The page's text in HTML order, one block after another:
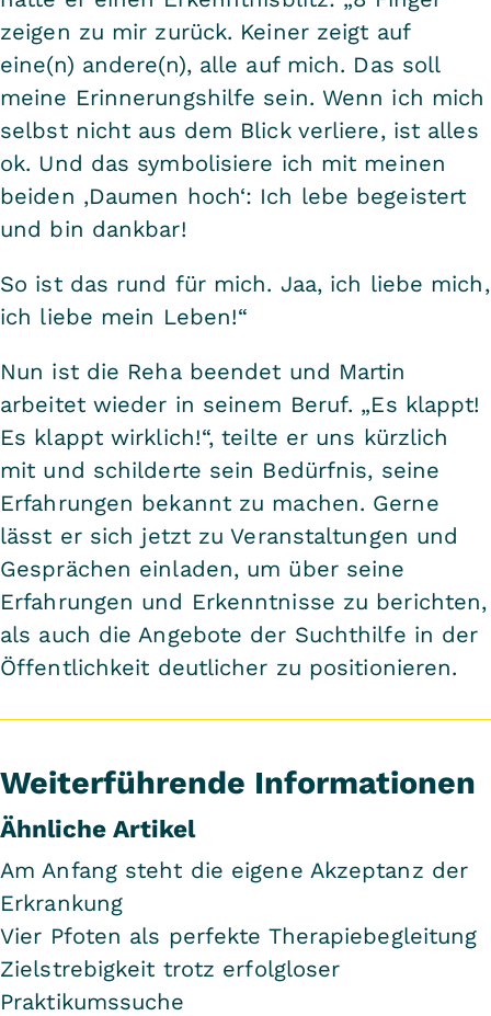
zeigen zu mir zurück. Keiner zeigt auf
eine(n) andere(n), alle auf mich. Das soll
meine Erinnerungshilfe sein. Wenn ich mich
selbst nicht aus dem Blick verliere, ist alles
ok. Und das symbolisiere ich mit meinen
beiden ‚Daumen hoch‘: Ich lebe begeistert
und bin dankbar!
So ist das rund für mich. Jaa, ich liebe mich,
ich liebe mein Leben!“
Nun ist die Reha beendet und Martin
arbeitet wieder in seinem Beruf. „Es klappt!
Es klappt wirklich!“, teilte er uns kürzlich
mit und schilderte sein Bedürfnis, seine
Erfahrungen bekannt zu machen. Gerne
lässt er sich jetzt zu Veranstaltungen und
Gesprächen einladen, um über seine
Erfahrungen und Erkenntnisse zu berichten,
als auch die Angebote der Suchthilfe in der
Öffentlichkeit deutlicher zu positionieren.
Weiterführende Informationen
Ähnliche Artikel
Am Anfang steht die eigene Akzeptanz der
Erkrankung
Vier Pfoten als perfekte Therapiebegleitung
Zielstrebigkeit trotz erfolgloser
Praktikumssuche